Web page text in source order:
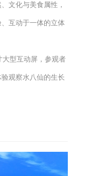
文化与美食属性，
互动于一体的立体
型互动屏，参观者
观察水八仙的生长